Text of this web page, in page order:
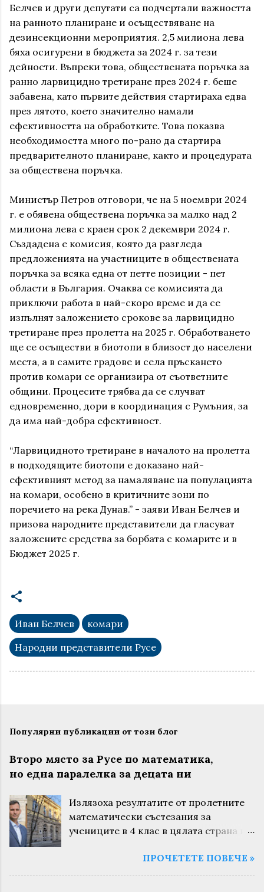
Белчев и други депутати са подчертали важността
на ранното планиране и осъществяване на
дезинсекционни мероприятия. 2,5 милиона лева
бяха осигурени в бюджета за 2024 г. за тези
дейности. Въпреки това, обществената поръчка за
ранно ларвицидно третиране през 2024 г. беше
забавена, като първите действия стартираха едва
през лятото, което значително намали
ефективността на обработките. Това показва
необходимостта много по-рано да стартира
предварителното планиране, както и процедурата
за обществена поръчка.
Министър Петров отговори, че на 5 ноември 2024
г. е обявена обществена поръчка за малко над 2
милиона лева с краен срок 2 декември 2024 г.
Създадена е комисия, която да разгледа
предложенията на участниците в обществената
поръчка за всяка една от петте позиции - пет
области в България. Очаква се комисията да
приключи работа в най-скоро време и да се
изпълнят заложението срокове за ларвицидно
третиране през пролетта на 2025 г. Обработването
ще се осъществи в биотопи в близост до населени
места, а в самите градове и села пръскането
против комари се организира от съответните
общини. Процесите трябва да се случват
едновременно, дори в координация с Румъния, за
да има най-добра ефективност.
“Ларвицидното третиране в началото на пролетта
в подходящите биотопи е доказано най-
ефективният метод за намаляване на популацията
на комари, особено в критичните зони по
поречието на река Дунав.” - заяви Иван Белчев и
призова народните представители да гласуват
заложените средства за борбата с комарите и в
Бюджет 2025 г.
Иван Белчев
комари
Народни представители Русе
Популярни публикации от този блог
Второ място за Русе по математика,
но една паралелка за децата ни
Излязоха резултатите от пролетните
математически състезания за
учениците в 4 клас в цялата страна и
сред най-добрите. Това не са
случайни състезания. Те се провеждат
ПРОЧЕТЕТЕ ПОВЕЧЕ »